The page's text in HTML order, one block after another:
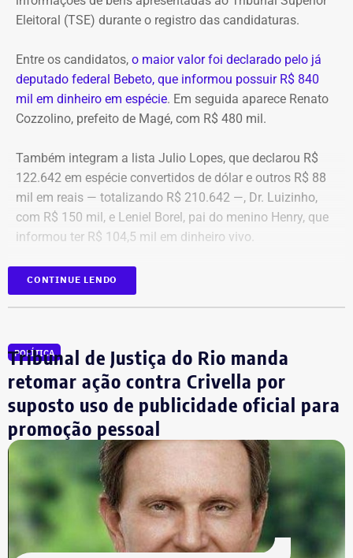
*Com informações do blog do Octávio Guedes, do portal
Eleitoral (TSE) durante o registro das candidaturas.
Entre os candidatos, o maior valor foi declarado pelo já
deputado federal Bebeto, que informou possuir R$ 840
mil em dinheiro em espécie. Em seguida aparece Renato
Cozzolino, prefeito de Magé, com R$ 480 mil.
Também integram a lista Julio Lopes, que declarou R$
122.642 em espécie convertidos de dólar e outros R$ 88
mil em reais — totalizando R$ 210.642 —, Dr. Luizinho,
com R$ 150 mil, e Leniel Borel, pai do menino Henry, que
informou ter R$ 104,5 mil em dinheiro vivo.
Candidato
Bebeto
Dr. Luizinho
R$ 150.000,00
Leniel Borel
R$ 104.500,00
*Valor correspondente à soma de R$ 122.642,00 em espécie
convertidos de dólar e R$ 88.000,00 em reais declarados em dinheiro
Os dados são públicos e ficam disponíveis para consulta
no sistema DivulgaCandContas, do TSE.
CONTINUE LENDO
POLÍTICA
Tribunal de Justiça do Rio manda
retomar ação contra Crivella por
suposto uso de publicidade oficial para
promoção pessoal